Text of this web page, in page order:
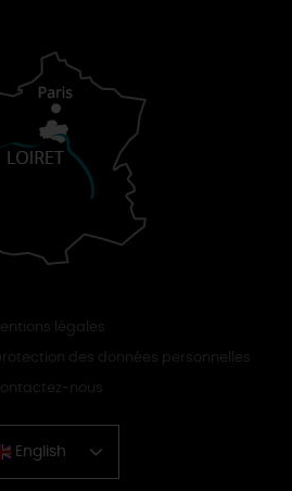
légales
des données personnelles
nous
English
Chinese